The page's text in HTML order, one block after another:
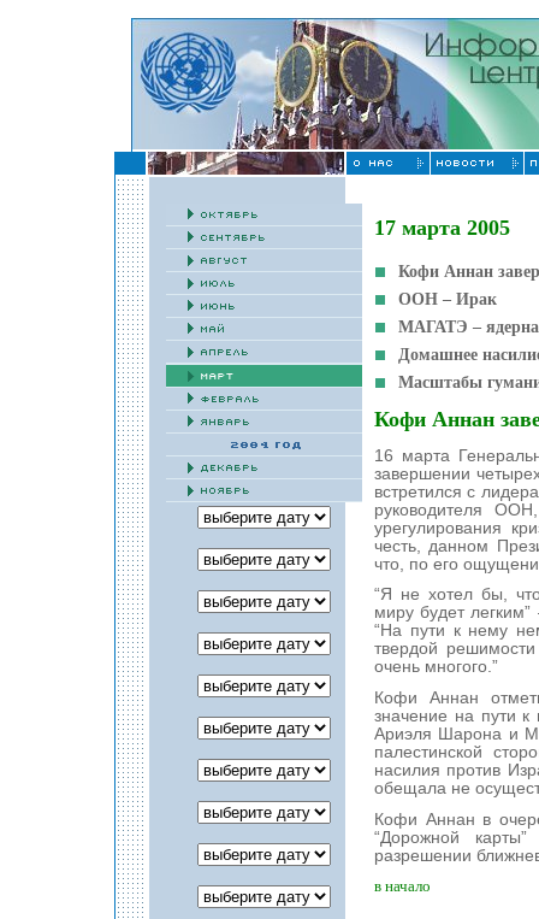
17 марта 2005
Кофи Аннан
ООН – Ирак
МАГАТЭ –
Домашнее
Масштабы
Кофи Аннан
16 марта
завершении
встретился с
руководителя
урегулирования
честь, данном
что, по его
“Я не хотел бы,
миру будет
“На пути к нему
твердой
очень многого.”
Кофи Аннан
значение на пути
Ариэля Шарона и
палестинской
насилия против
обещала не
Кофи Аннан в
“Дорожной
разрешении
в начало